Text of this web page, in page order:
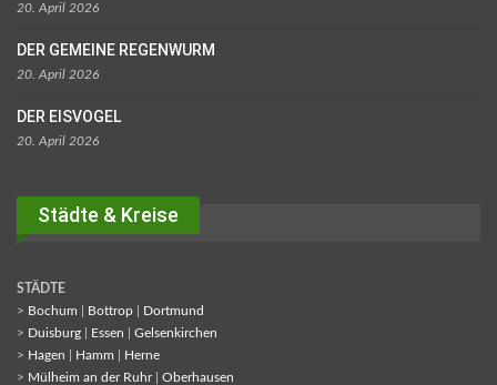
20. April 2026
DER GEMEINE REGENWURM
20. April 2026
DER EISVOGEL
20. April 2026
Städte & Kreise
STÄDTE
> Bochum Bottrop
Dortmund
> Duisburg Essen
Gelsenkirchen
> Hagen Hamm
Herne
> Mülheim an der Ruhr| Oberhausen